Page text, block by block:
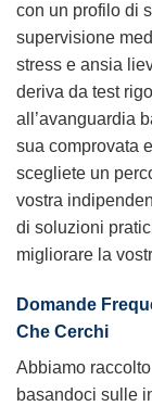
con un profilo di
supervisione
stress e ansia
deriva da test
all’avanguardia
sua comprovata
scegliete un
vostra
di soluzioni
migliorare la
Domande
Che Cerchi
Abbiamo
basandoci sulle